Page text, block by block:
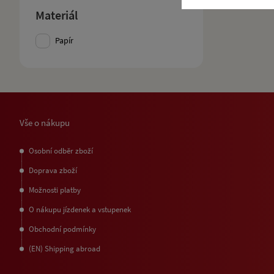
Materiál
Papír
Vše o nákupu
Osobní odběr zboží
Doprava zboží
Možnosti platby
O nákupu jízdenek a vstupenek
Obchodní podmínky
(EN) Shipping abroad